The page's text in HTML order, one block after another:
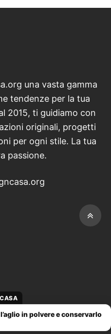
una vasta gamma
tendenze per la tua
2015, ti guidiamo con
originali, progetti
per ogni stile. La tua
passione.
in polvere e conservarlo